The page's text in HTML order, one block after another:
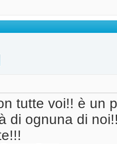
tutte voi!! è un
di ognuna di